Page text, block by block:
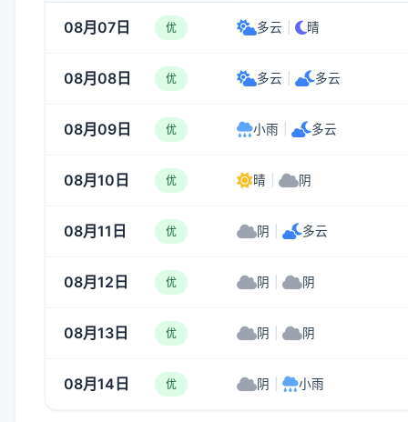
08月07日 优 多云 晴
08月08日 优 多云 多云
08月09日 优 小雨 多云
08月10日 优 晴 阴
08月11日 优 阴 多云
08月12日 优 阴 阴
08月13日 优 阴 阴
08月14日 优 阴 小雨